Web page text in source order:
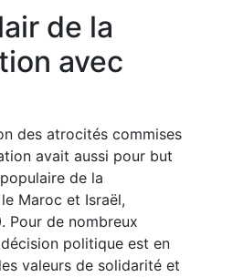
de la
avec
des atrocités commises
avait aussi pour but
de la
Maroc et Israël,
Pour de nombreux
politique est en
valeurs de solidarité et